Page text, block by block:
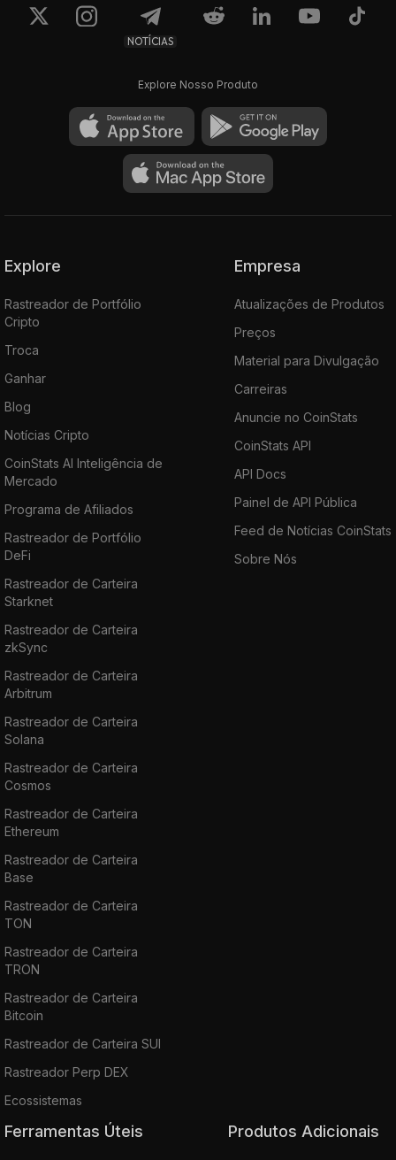
NOTÍCIAS
Explore Nosso Produto
Explore
Rastreador de Portfólio
Cripto
Troca
Ganhar
Blog
Notícias Cripto
CoinStats AI Inteligência de
Mercado
Programa de Afiliados
Rastreador de Portfólio
DeFi
Rastreador de Carteira
Starknet
Rastreador de Carteira
zkSync
Rastreador de Carteira
Arbitrum
Rastreador de Carteira
Solana
Rastreador de Carteira
Cosmos
Rastreador de Carteira
Ethereum
Rastreador de Carteira
Base
Rastreador de Carteira
TON
Rastreador de Carteira
TRON
Rastreador de Carteira
Bitcoin
Rastreador de Carteira SUI
Rastreador Perp DEX
Ecossistemas
Empresa
Atualizações de Produtos
Preços
Material para Divulgação
Carreiras
Anuncie no CoinStats
CoinStats API
API Docs
Painel de API Pública
Feed de Notícias CoinStats
Sobre Nós
Ferramentas Úteis Produtos Adicionais